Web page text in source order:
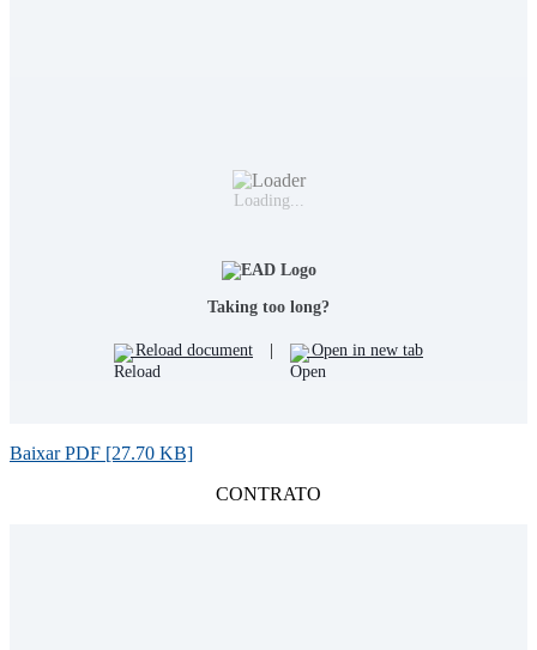
Loading...
Taking too long?
Reload document | Open in new tab
Baixar PDF [27.70 KB]
CONTRATO